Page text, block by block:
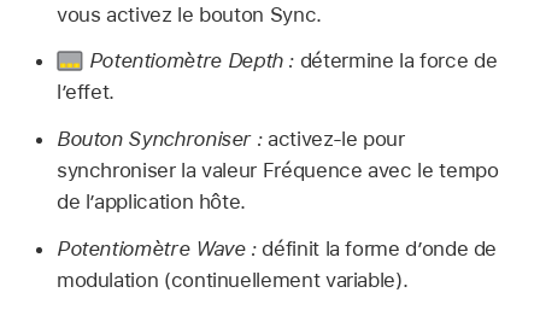
vous activez le bouton Sync.
Potentiomètre Depth : détermine la force de
l’effet.
Bouton Synchroniser :activez-le pour
synchroniser la valeur Fréquence avec le tempo
de l’application hôte.
Potentiomètre Wave :définit la forme d’onde de
modulation (continuellement variable).